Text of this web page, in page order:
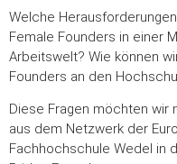
Welche
Female Founders in einer
Arbeitswelt? Wie können
Founders an den
Diese Fragen möchten wir
aus dem Netzwerk der
Fachhochschule Wedel in